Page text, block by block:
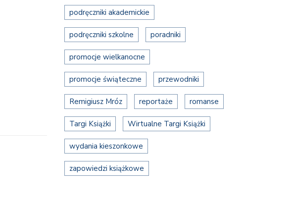
podręczniki akademickie
podręczniki szkolne poradniki
promocje wielkanocne
promocje świąteczne przewodniki
Remigiusz Mróz reportaże romanse
Targi Książki Wirtualne Targi Książki
wydania kieszonkowe
zapowiedzi książkowe